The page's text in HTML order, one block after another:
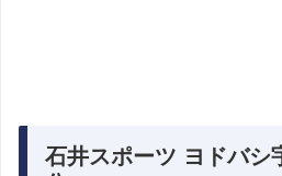
石井スポーツ ヨドバシ